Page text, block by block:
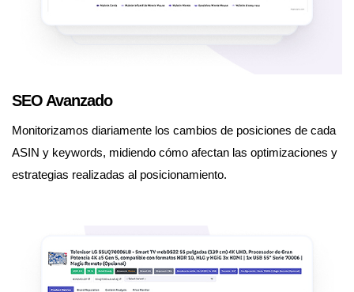
SEO Avanzado
Monitorizamos diariamente los cambios de posiciones de cada
ASIN y keywords, midiendo cómo afectan las optimizaciones y
estrategias realizadas al posicionamiento.